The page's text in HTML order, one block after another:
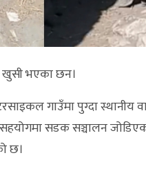
खुसी भएका छन।
गाउँमा पुग्दा स्थानीय
सडक सञ्चालन
छ।